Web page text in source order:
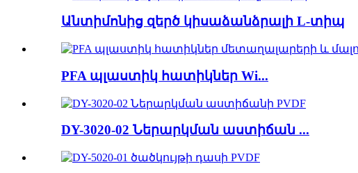
Անտիմոնից զերծ կիսաձանձրալի L-տիպ
PFA պլաստիկ հատիկներ Wi...
DY-3020-02 Ներարկման աստիճան ...